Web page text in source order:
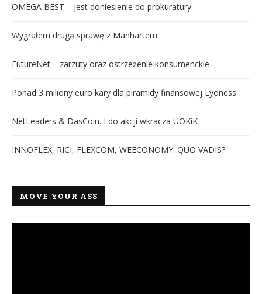
OMEGA BEST – jest doniesienie do prokuratury
Wygrałem drugą sprawę z Manhartem
FutureNet – zarzuty oraz ostrzeżenie konsumenckie
Ponad 3 miliony euro kary dla piramidy finansowej Lyoness
NetLeaders & DasCoin. I do akcji wkracza UOKiK
INNOFLEX, RICI, FLEXCOM, WEECONOMY. QUO VADIS?
MOVE YOUR ASS